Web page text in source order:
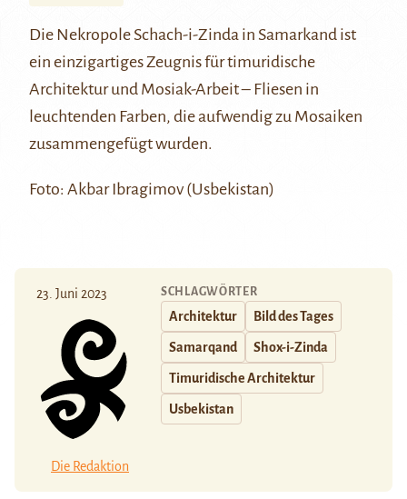
Die Nekropole Schach-i-Zinda in Samarkand ist
ein einzigartiges Zeugnis für timuridische
Architektur und Mosiak-Arbeit – Fliesen in
leuchtenden Farben, die aufwendig zu Mosaiken
zusammengefügt wurden.
Foto: Akbar Ibragimov (Usbekistan)
23. Juni 2023
Die Redaktion
SCHLAGWÖRTER
Architektur Bild des Tages
Samarqand Shox-i-Zinda
Timuridische Architektur
Usbekistan